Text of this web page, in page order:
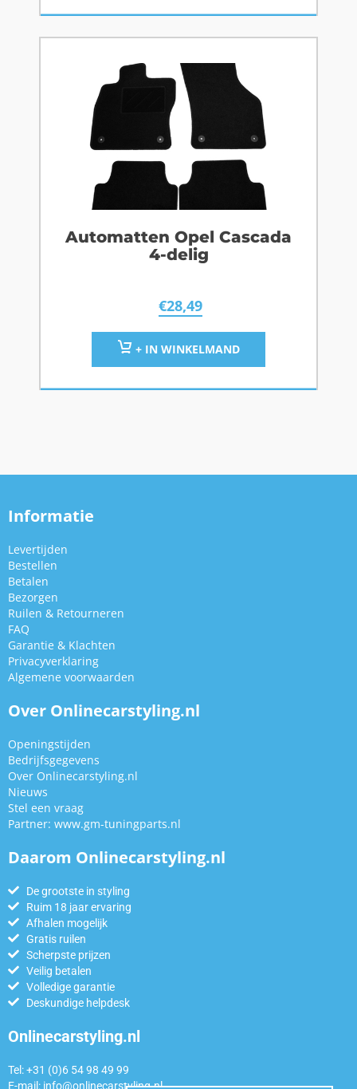
Automatten Opel Cascada
4-delig
€28,49
+ IN WINKELMAND
Informatie
Levertijden
Bestellen
Betalen
Bezorgen
Ruilen & Retourneren
FAQ
Garantie & Klachten
Privacyverklaring
Algemene voorwaarden
Over Onlinecarstyling.nl
Openingstijden
Bedrijfsgegevens
Over Onlinecarstyling.nl
Nieuws
Stel een vraag
Partner: www.gm-tuningparts.nl
Daarom Onlinecarstyling.nl
De grootste in styling
Ruim 18 jaar ervaring
Afhalen mogelijk
Gratis ruilen
Scherpste prijzen
Veilig betalen
Volledige garantie
Deskundige helpdesk
Onlinecarstyling.nl
Tel: +31 (0)6 54 98 49 99
E-mail: info@onlinecarstyling.nl